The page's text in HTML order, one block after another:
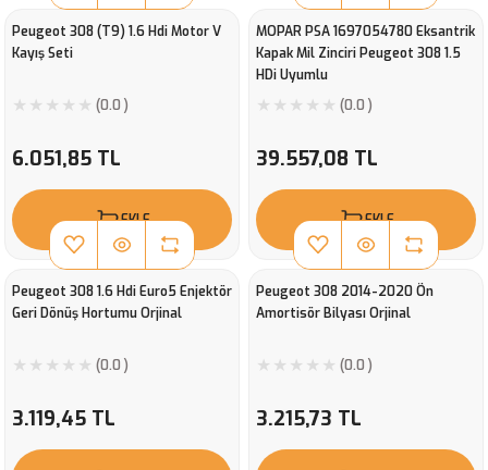
Peugeot 308 (T9) 1.6 Hdi Motor V
Kayış Seti
(0.0 )
6.051,85 TL
EKLE
MOPAR PSA 1697054780 Eksantrik
Kapak Mil Zinciri Peugeot 308 1.5
HDi Uyumlu
(0.0 )
39.557,08 TL
EKLE
Peugeot 308 1.6 Hdi Euro5 Enjektör
Geri Dönüş Hortumu Orjinal
(0.0 )
3.119,45 TL
Peugeot 308 2014-2020 Ön
Amortisör Bilyası Orjinal
(0.0 )
3.215,73 TL